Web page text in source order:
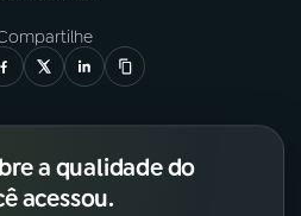
a qualidade do
acessou.